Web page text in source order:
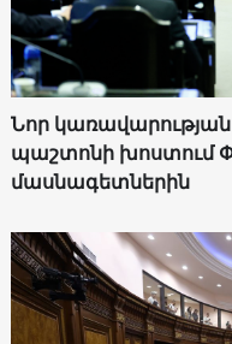
Նոր կառավարության
պաշտոնի խոստում
մասնագետներին